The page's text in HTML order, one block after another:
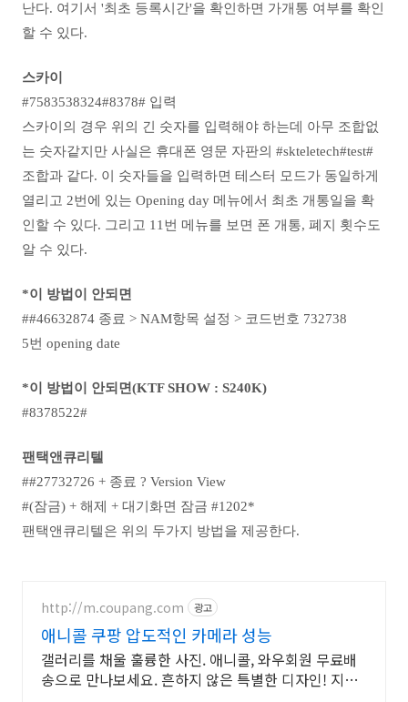
난다. 여기서 '최초 등록시간'을 확인하면 가개통 여부를 확인
할 수 있다.
스카이
#7583538324#8378# 입력
스카이의 경우 위의 긴 숫자를 입력해야 하는데 아무 조합없
는 숫자같지만 사실은 휴대폰 영문 자판의 #skteletech#test#
조합과 같다. 이 숫자들을 입력하면 테스터 모드가 동일하게
열리고 2번에 있는 Opening day 메뉴에서 최초 개통일을 확
인할 수 있다. 그리고 11번 메뉴를 보면 폰 개통, 폐지 횟수도
알 수 있다.
*이 방법이 안되면
##46632874 종료 > NAM항목 설정 > 코드번호 732738
5번 opening date
*이 방법이 안되면(KTF SHOW : S240K)
#8378522#
팬택앤큐리텔
##27732726 + 종료 ? Version View
#(잠금) + 해제 + 대기화면 잠금 #1202*
팬택앤큐리텔은 위의 두가지 방법을 제공한다.
http://m.coupang.com 광고
애니콜 쿠팡 압도적인 카메라 성능
갤러리를 채울 훌륭한 사진. 애니콜, 와우회원 무료배
송으로 만나보세요. 흔하지 않은 특별한 디자인! 지금